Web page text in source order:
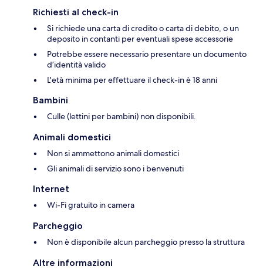
Richiesti al check-in
Si richiede una carta di credito o carta di debito, o un
deposito in contanti per eventuali spese accessorie
Potrebbe essere necessario presentare un documento
d’identità valido
L'età minima per effettuare il check-in è 18 anni
Bambini
Culle (lettini per bambini) non disponibili.
Animali domestici
Non si ammettono animali domestici
Gli animali di servizio sono i benvenuti
Internet
Wi-Fi gratuito in camera
Parcheggio
Non è disponibile alcun parcheggio presso la struttura
Altre informazioni